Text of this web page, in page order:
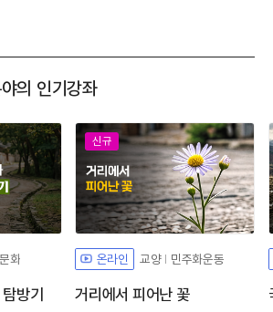
의 인기강좌
화
방기
신규
온라인 교양 민주화운동
거리에서 피어난 꽃